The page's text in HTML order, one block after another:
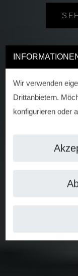
Wir verwenden
Drittanbietern.
konfigurieren oder